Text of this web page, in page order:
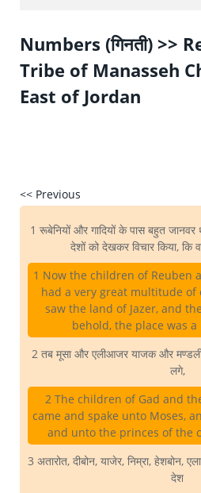
Numbers (गिनती) >>
Tribe of Manasseh
East of Jordan
<< Previous
1 रूबेनियों और गादियों के पास बहुत
देशों को देखकर विचार किया, कि
1 Now the children of Reuben
had a very great multitude of
saw the land of Jazer, and
behold, the place was
2 तब मूसा और एलीआजर याजक और
लगे,
2 The children of Gad and
came and spake unto Moses,
and unto the princes of the
3 अतारोत, दीबोन, याजेर, निम्रा, हेशबोन,
देश